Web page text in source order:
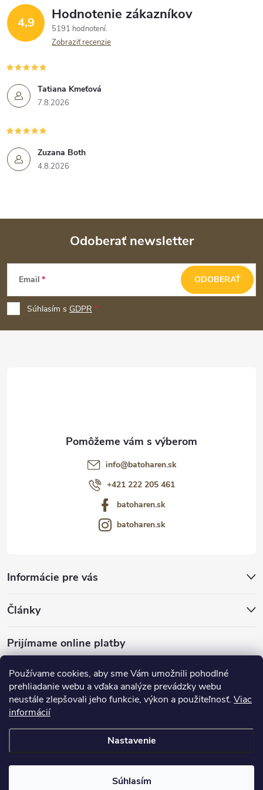
Používame cookies, aby sme Vám umožnili pohodlné
prehliadanie webu a vďaka analýze prevádzky webu
neustále zlepšovali jeho funkcie, výkon a použiteľnosť. Viac
informácií
Nastavenie
Súhlasím
4,9 Hodnotenie zákazníkov
5191 hodnotení
Zobraziť recenzie
Tatiana Kmeťová
7.8.2026
Zuzana Both
4.8.2026
Z
p
ä
Odoberať newsletter
Email
Súhlasím s GDPR
ODOBERAŤ
Informácie pre vás
Články
Prijímame online platby
info@batoharen.sk
+421 222 205 461
batoharen.sk
batoharen.sk
nastavenie cookies